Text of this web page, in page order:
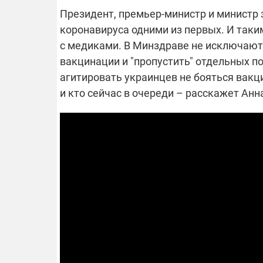
Президент, премьер-министр и министр
коронавируса одними из первых. И
с медиками. В Минздраве не
вакцинации и "пропустить" отдельных
агитировать украинцев не бояться
и кто сейчас в очереди – расскажет
Часть
областях